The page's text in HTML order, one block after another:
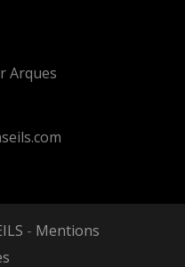
Arques
- Mentions